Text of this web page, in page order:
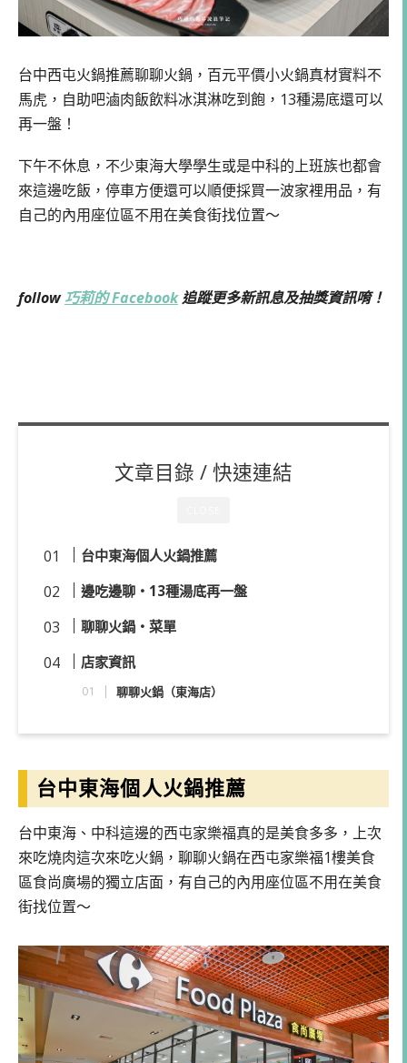
台中西屯火鍋推薦聊聊火鍋，百元平價小火鍋真材實料不
馬虎，自助吧滷肉飯飲料冰淇淋吃到飽，13種湯底還可以
再一盤！
下午不休息，不少東海大學學生或是中科的上班族也都會
來這邊吃飯，停車方便還可以順便採買一波家裡用品，有
自己的內用座位區不用在美食街找位置～
follow巧莉的 Facebook追蹤更多新訊息及抽獎資訊唷！
文章目錄 / 快速連結
台中東海個人火鍋推薦
邊吃邊聊・13種湯底再一盤
聊聊火鍋・菜單
店家資訊
聊聊火鍋（東海店）
台中東海個人火鍋推薦
台中東海、中科這邊的西屯家樂福真的是美食多多，上次
來吃燒肉這次來吃火鍋，聊聊火鍋在西屯家樂福1樓美食
區食尚廣場的獨立店面，有自己的內用座位區不用在美食
街找位置～